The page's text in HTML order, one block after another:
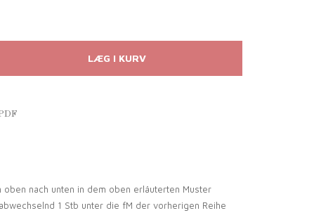
oben nach unten in dem oben erläuterten Muster
1 Stb unter die fM der vorherigen Reihe